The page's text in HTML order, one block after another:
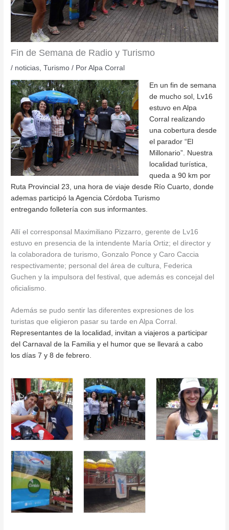
Fin de Semana de Radio y Turismo
/ noticias,Turismo / PorAlpa Corral
En un fin de semana
de mucho sol, Lv16
estuvo en Alpa
Corral realizando
una cobertura desde
el parador “El
Millonario”. Nuestra
localidad turística,
queda a 90 km por
Ruta Provincial 23, una hora de viaje desde Río Cuarto, donde
ademas participó la Agencia Córdoba Turismo
entregando folletería con sus informantes.
Allí el corresponsal Maximiliano Pizzarro, gerente de Lv16
estuvo en presencia de la intendente María Ortiz; el director y
la colaboradora de turismo, Gonzalo Ponce y Caro Caccia
respectivamente; personal del área de cultura, Federica
Guchen y la impulsora del festival, que además es concejal del
oficialismo.
Además se pudo sentir las diferentes expresiones de los
turistas que eligieron pasar su tarde en Alpa Corral.
Representantes de la localidad, invitan a viajeros a participar
del Carnaval de la Familia y el humor que se llevará a cabo
los días 7 y 8 de febrero.